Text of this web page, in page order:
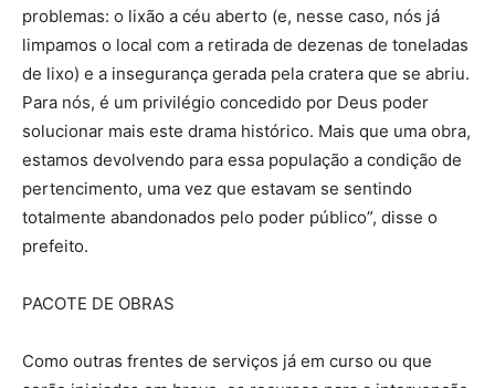
problemas: o lixão a céu aberto (e, nesse caso, nós já
limpamos o local com a retirada de dezenas de toneladas
de lixo) e a insegurança gerada pela cratera que se abriu.
Para nós, é um privilégio concedido por Deus poder
solucionar mais este drama histórico. Mais que uma obra,
estamos devolvendo para essa população a condição de
pertencimento, uma vez que estavam se sentindo
totalmente abandonados pelo poder público”, disse o
prefeito.
PACOTE DE OBRAS
Como outras frentes de serviços já em curso ou que